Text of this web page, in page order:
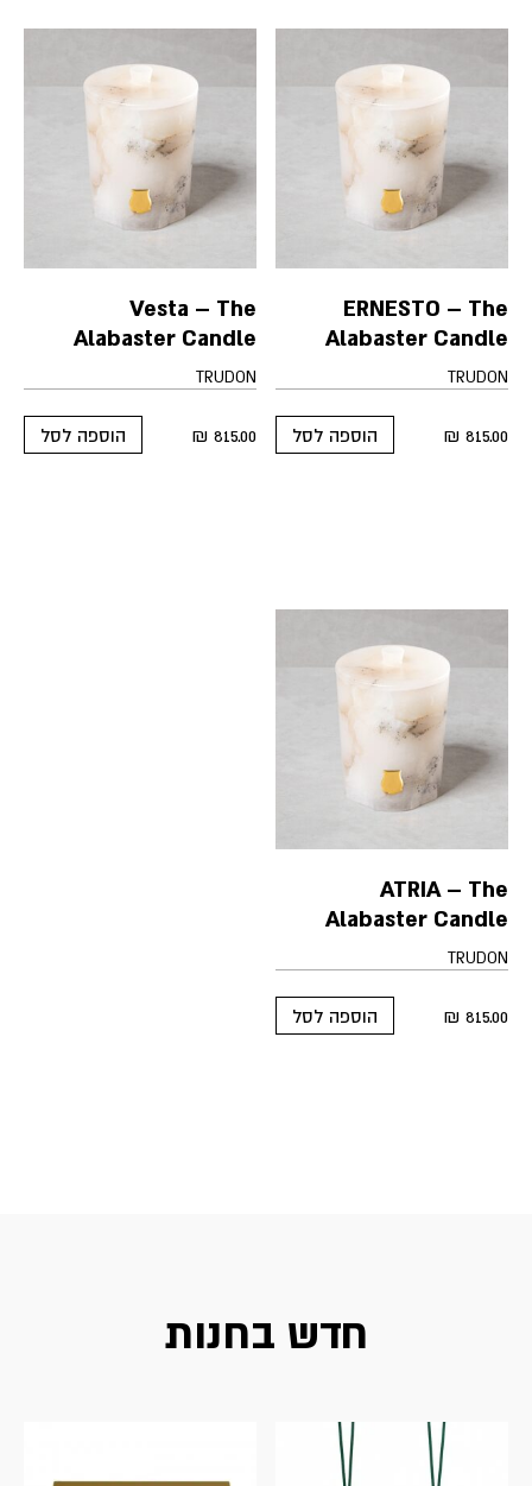
ERNESTO – The
Alabaster Candle
TRUDON
815.00
₪ הוספה לסל
Vesta – The
Alabaster Candle
TRUDON
815.00
₪ הוספה לסל
ATRIA – The
Alabaster Candle
TRUDON
815.00
₪ הוספה לסל
חדש בחנות